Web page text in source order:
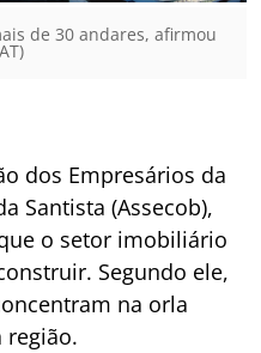
de 30 andares, afirmou
dos Empresários da
Santista (Assecob),
o setor imobiliário
Segundo ele,
na orla
região.